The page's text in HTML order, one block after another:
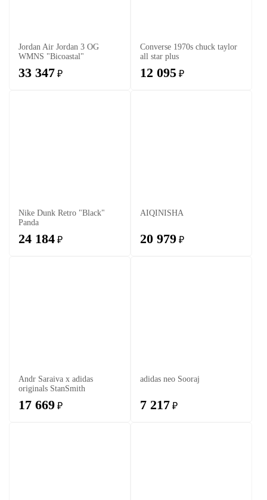
Jordan Air Jordan 3 OG
WMNS "Bicoastal"
33 347 ₽
Converse 1970s chuck taylor
all star plus
12 095 ₽
Nike Dunk Retro "Black"
Panda
24 184 ₽
AIQINISHA
20 979 ₽
Andr Saraiva x adidas
originals StanSmith
17 669 ₽
adidas neo Sooraj
7 217 ₽